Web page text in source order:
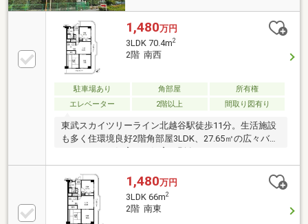
1,480万円
3LDK 70.4m2
2階 南西
駐車場あり 角部屋
所有権
エレベーター
2階以上 間取り図有り
東武スカイツリーライン北越谷駅徒歩11分。生活施設
も多く住環境良好2階角部屋3LDK、27.65㎡の広々バル
1,480万円
3LDK 66m2
2階 南東